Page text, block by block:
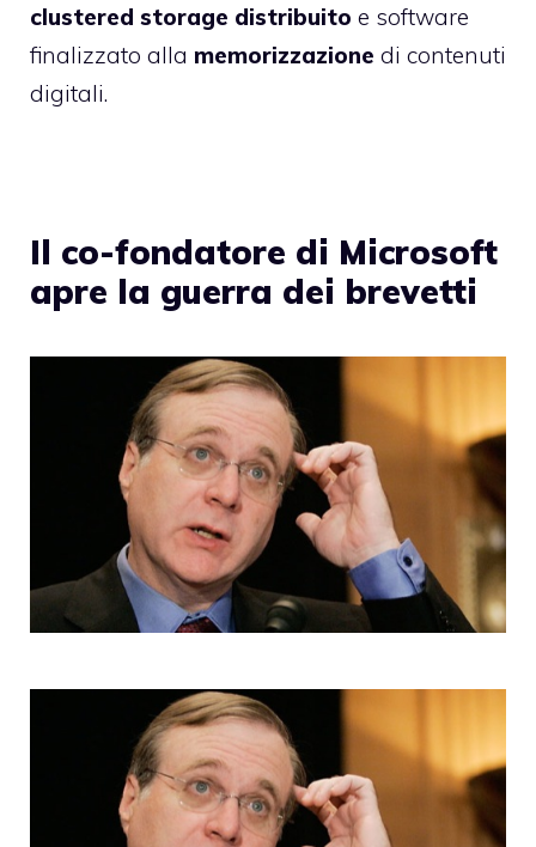
clustered storage distribuito e software
finalizzato alla memorizzazione di contenuti
digitali.
Il co-fondatore di Microsoft
apre la guerra dei brevetti